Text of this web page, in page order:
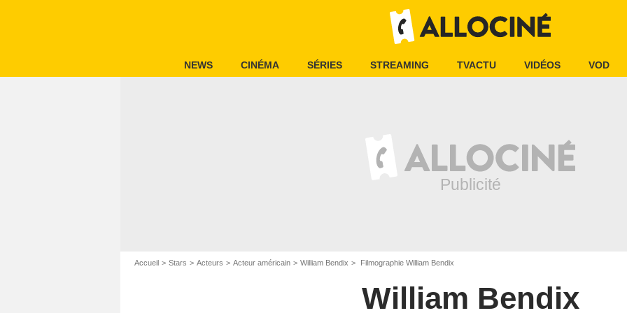
NEWS CINÉMA SÉRIES STREAMING TVACTU VIDÉOS VOD
Accueil Stars Acteurs Acteur américain William Bendix Filmographie William Bendix
William Bendix